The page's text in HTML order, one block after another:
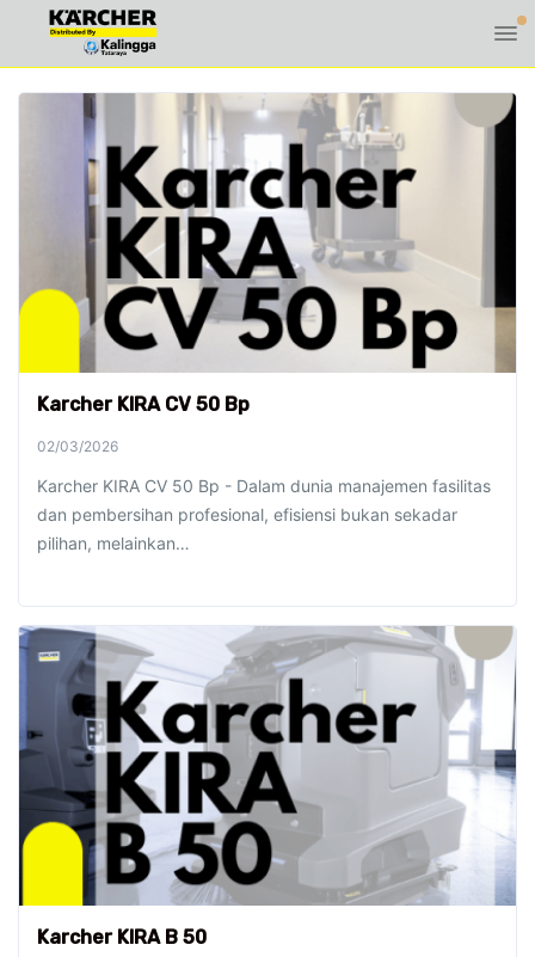
Karcher KIRA CV 50 Bp
02/03/2026
Karcher KIRA CV 50 Bp - Dalam dunia manajemen fasilitas
dan pembersihan profesional, efisiensi bukan sekadar
pilihan, melainkan…
Karcher KIRA B 50